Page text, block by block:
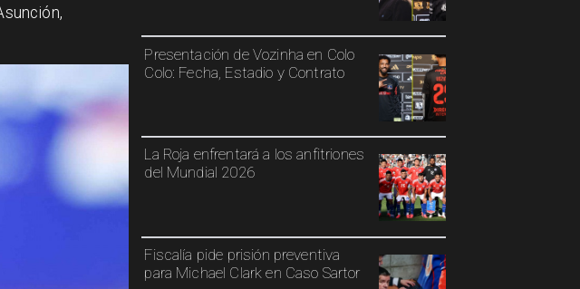
Presentación de Vozinha en Colo
Colo: Fecha, Estadio y Contrato
La Roja enfrentará a los anfitriones
del Mundial 2026
Fiscalía pide prisión preventiva
para Michael Clark en Caso Sartor